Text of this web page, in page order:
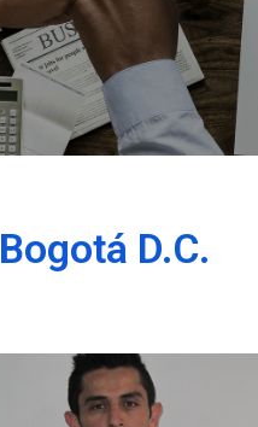
Bogotá D.C.